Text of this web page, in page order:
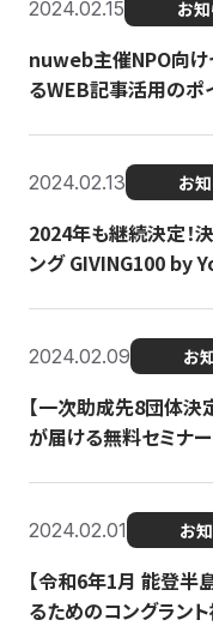
2024.02.15 お
nuweb主催NPO向け
るWEB記事活用のポ
2024.02.13 お
2024年も継続決定！
ング GIVING100 by
2024.02.09 お
【一次助成先8団体決
が届ける無料セミナ
2024.02.01 お
【令和6年1月 能登半
るためのコングラン